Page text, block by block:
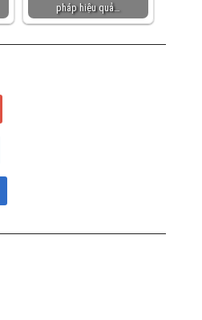
pháp hiệu quả…